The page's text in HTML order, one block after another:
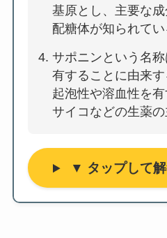
基原とし、主要な
配糖体が知られてい
サポニンという名
有することに由来す
起泡性や溶血性を有
サイコなどの生薬の
▼ タップして